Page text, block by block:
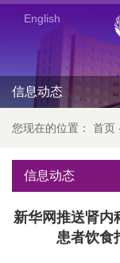
English
信息动态
您现在的位置： 首页
信息动态
新华网推送肾内
患者饮食